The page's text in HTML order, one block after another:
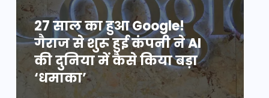
27 साल का हुआ Google!
गैराज से शुरू हुई कंपनी ने AI
की दुनिया में कैसे किया बड़ा
‘धमाका’